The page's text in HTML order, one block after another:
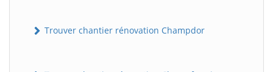
Trouver chantier rénovation Champdor